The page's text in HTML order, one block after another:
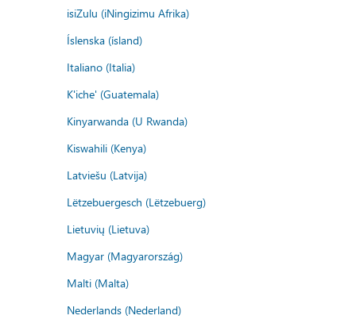
isiZulu (iNingizimu Afrika)
Íslenska (ísland)
Italiano (Italia)
K'iche' (Guatemala)
Kinyarwanda (U Rwanda)
Kiswahili (Kenya)
Latviešu (Latvija)
Lëtzebuergesch (Lëtzebuerg)
Lietuvių (Lietuva)
Magyar (Magyarország)
Malti (Malta)
Nederlands (Nederland)